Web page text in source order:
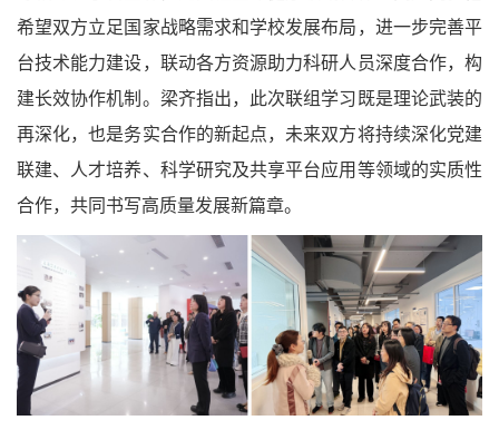
希望双方立足国家战略需求和学校发展布局，进一步完善平
台技术能力建设，联动各方资源助力科研人员深度合作，构
建长效协作机制。梁齐指出，此次联组学习既是理论武装的
再深化，也是务实合作的新起点，未来双方将持续深化党建
联建、人才培养、科学研究及共享平台应用等领域的实质性
合作，共同书写高质量发展新篇章。